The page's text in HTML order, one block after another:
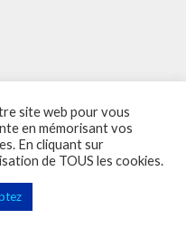
Adhésion
Contacts
de confidentialité
de Freepik)
byLyraThemes
site web pour vous
en mémorisant vos
En cliquant sur
de TOUS les cookies.